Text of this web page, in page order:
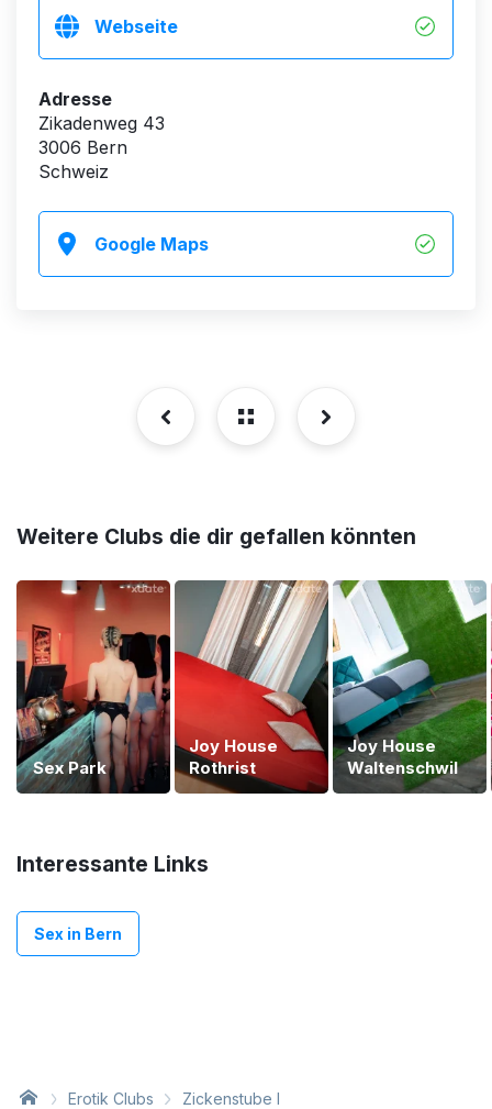
Webseite
Adresse
Zikadenweg 43
3006 Bern
Schweiz
Google Maps
Weitere Clubs die dir gefallen könnten
Sex Park
Joy House
Rothrist
Joy House
Waltenschwil
Interessante Links
Sex in Bern
Erotik Clubs Zickenstube I